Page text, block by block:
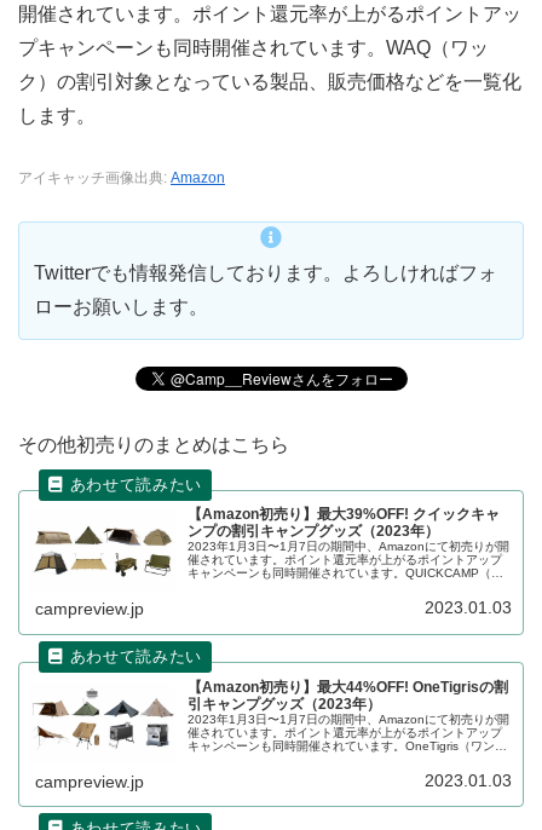
開催されています。ポイント還元率が上がるポイントアッ
プキャンペーンも同時開催されています。WAQ（ワッ
ク）の割引対象となっている製品、販売価格などを一覧化
します。
アイキャッチ画像出典: Amazon
Twitterでも情報発信しております。よろしければフォ
ローお願いします。
その他初売りのまとめはこちら
【Amazon初売り】最大39%OFF! クイックキャ
ンプの割引キャンプグッズ（2023年）
2023年1月3日〜1月7日の期間中、Amazonにて初売りが開
催されています。ポイント還元率が上がるポイントアップ
キャンペーンも同時開催されています。QUICKCAMP（ク
campreview.jp 2023.01.03
【Amazon初売り】最大44%OFF! OneTigrisの割
引キャンプグッズ（2023年）
2023年1月3日〜1月7日の期間中、Amazonにて初売りが開
催されています。ポイント還元率が上がるポイントアップ
キャンペーンも同時開催されています。OneTigris（ワンテ
campreview.jp 2023.01.03